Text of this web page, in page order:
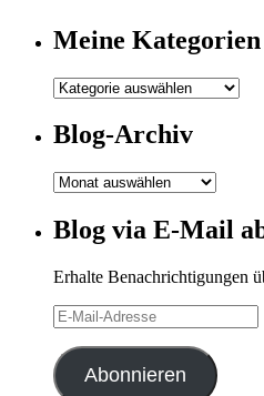
Meine Kategorien
Meine
Blog-Archiv
Blog-
Blog via E-Mail
Erhalte Benachrichtigungen
E-
Mail-
Adresse
Abonnieren